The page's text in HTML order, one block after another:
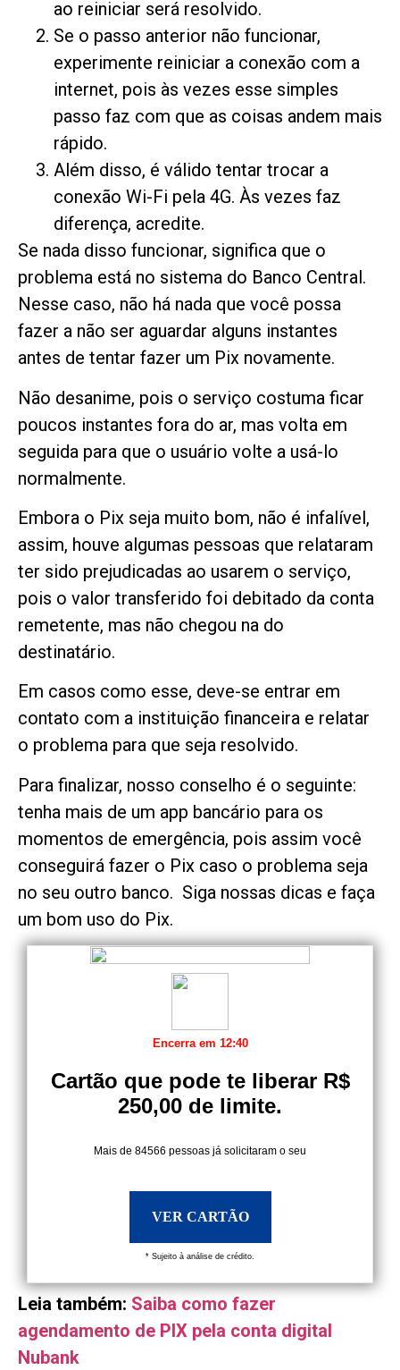
ao reiniciar será resolvido.
Se o passo anterior não funcionar,
experimente reiniciar a conexão com a
internet, pois às vezes esse simples
passo faz com que as coisas andem mais
rápido.
Além disso, é válido tentar trocar a
conexão Wi-Fi pela 4G. Às vezes faz
diferença, acredite.
Se nada disso funcionar, significa que o
problema está no sistema do Banco Central.
Nesse caso, não há nada que você possa
fazer a não ser aguardar alguns instantes
antes de tentar fazer um Pix novamente.
Não desanime, pois o serviço costuma ficar
poucos instantes fora do ar, mas volta em
seguida para que o usuário volte a usá-lo
normalmente.
Embora o Pix seja muito bom, não é infalível,
assim, houve algumas pessoas que relataram
ter sido prejudicadas ao usarem o serviço,
pois o valor transferido foi debitado da conta
remetente, mas não chegou na do
destinatário.
Em casos como esse, deve-se entrar em
contato com a instituição financeira e relatar
o problema para que seja resolvido.
Para finalizar, nosso conselho é o seguinte:
tenha mais de um app bancário para os
momentos de emergência, pois assim você
conseguirá fazer o Pix caso o problema seja
no seu outro banco. Siga nossas dicas e faça
um bom uso do Pix.
Encerra em 12:39
Cartão que pode te liberar R$
250,00 de limite.
Mais de 84566 pessoas já solicitaram o seu
VER CARTÃO
* Sujeito à análise de crédito.
Leia também: Saiba como fazer
agendamento de PIX pela conta digital
Nubank